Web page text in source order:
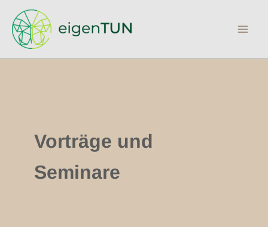
Inhalt
springen
Vorträge und
Seminare